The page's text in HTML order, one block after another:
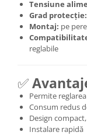
Tensiune
Grad protecție:
Montaj: pe
reglabile
✅
Permite
Consum redus
Design
Instalare rapidă